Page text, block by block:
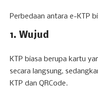
Perbedaan antara e-KTP
1. Wujud
KTP biasa berupa kartu
secara langsung,
KTP dan QRCode.